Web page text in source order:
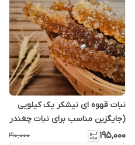
نبات قهوه ای نیشکر یک کیلویی
(جایگزین مناسب برای نبات چغندر
قند و مناسب دیابتی ها غنی از
۱۹۵٬۰۰۰ ۲۱۰٬۰۰۰